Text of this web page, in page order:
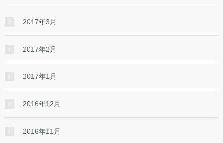
2017年3月
2017年2月
2017年1月
2016年12月
2016年11月